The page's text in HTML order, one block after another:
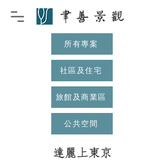
所有專案
社區及住宅
旅館及商業區
公共空間
達麗上東京